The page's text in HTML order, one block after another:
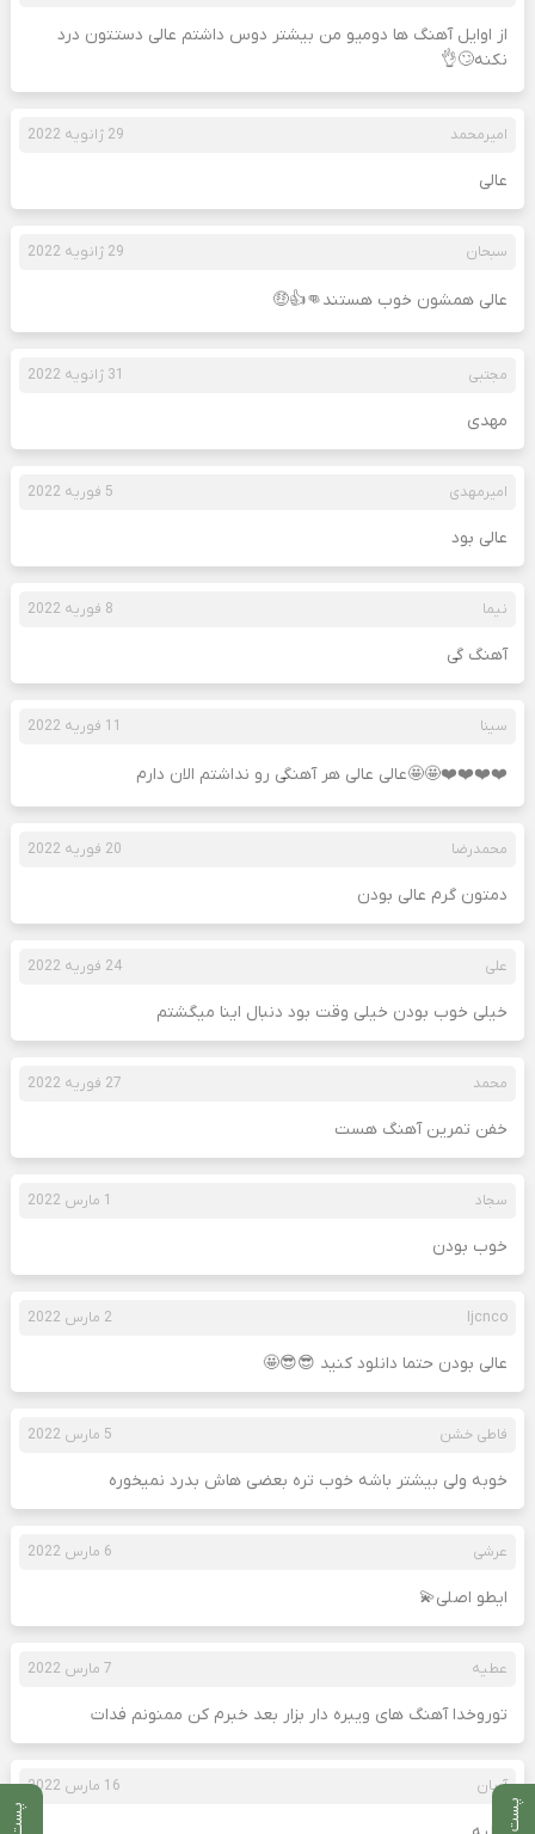
از اوایل آهنگ ها دومیو من بیشتر دوس داشتم عالی دستتون درد
نکنه🙄👌
امیر‌محمد 29 ژانویه 2022
عالی
سبحان 29 ژانویه 2022
عالی همشون خوب هستند👊👍🤑
مجتبی 31 ژانویه 2022
مهدی
امیرمهدی 5 فوریه 2022
عالی بود
نیما 8 فوریه 2022
آهنگ گی
سینا 11 فوریه 2022
❤️❤️❤️❤️🤩🤩عالی عالی هر آهنگی رو نداشتم الان دارم
محمدرضا 20 فوریه 2022
دمتون گرم عالی بودن
علی 24 فوریه 2022
خیلی خوب بودن خیلی وقت بود دنبال اینا میگشتم
محمد 27 فوریه 2022
خفن تمرین آهنگ هست
سجاد 1 مارس 2022
خوب بودن
Ijcnco 2 مارس 2022
عالی بودن حتما دانلود کنید 😎😎🤩
فاطی خشن 5 مارس 2022
خوبه ولی بیشتر باشه خوب تره بعضی هاش بدرد نمیخوره
عرشی 6 مارس 2022
ایطو اصلی💫
عطیه 7 مارس 2022
توروخدا آهنگ های ویبره دار بزار بعد خبرم کن ممنونم فدات
آریان 16 مارس 2022